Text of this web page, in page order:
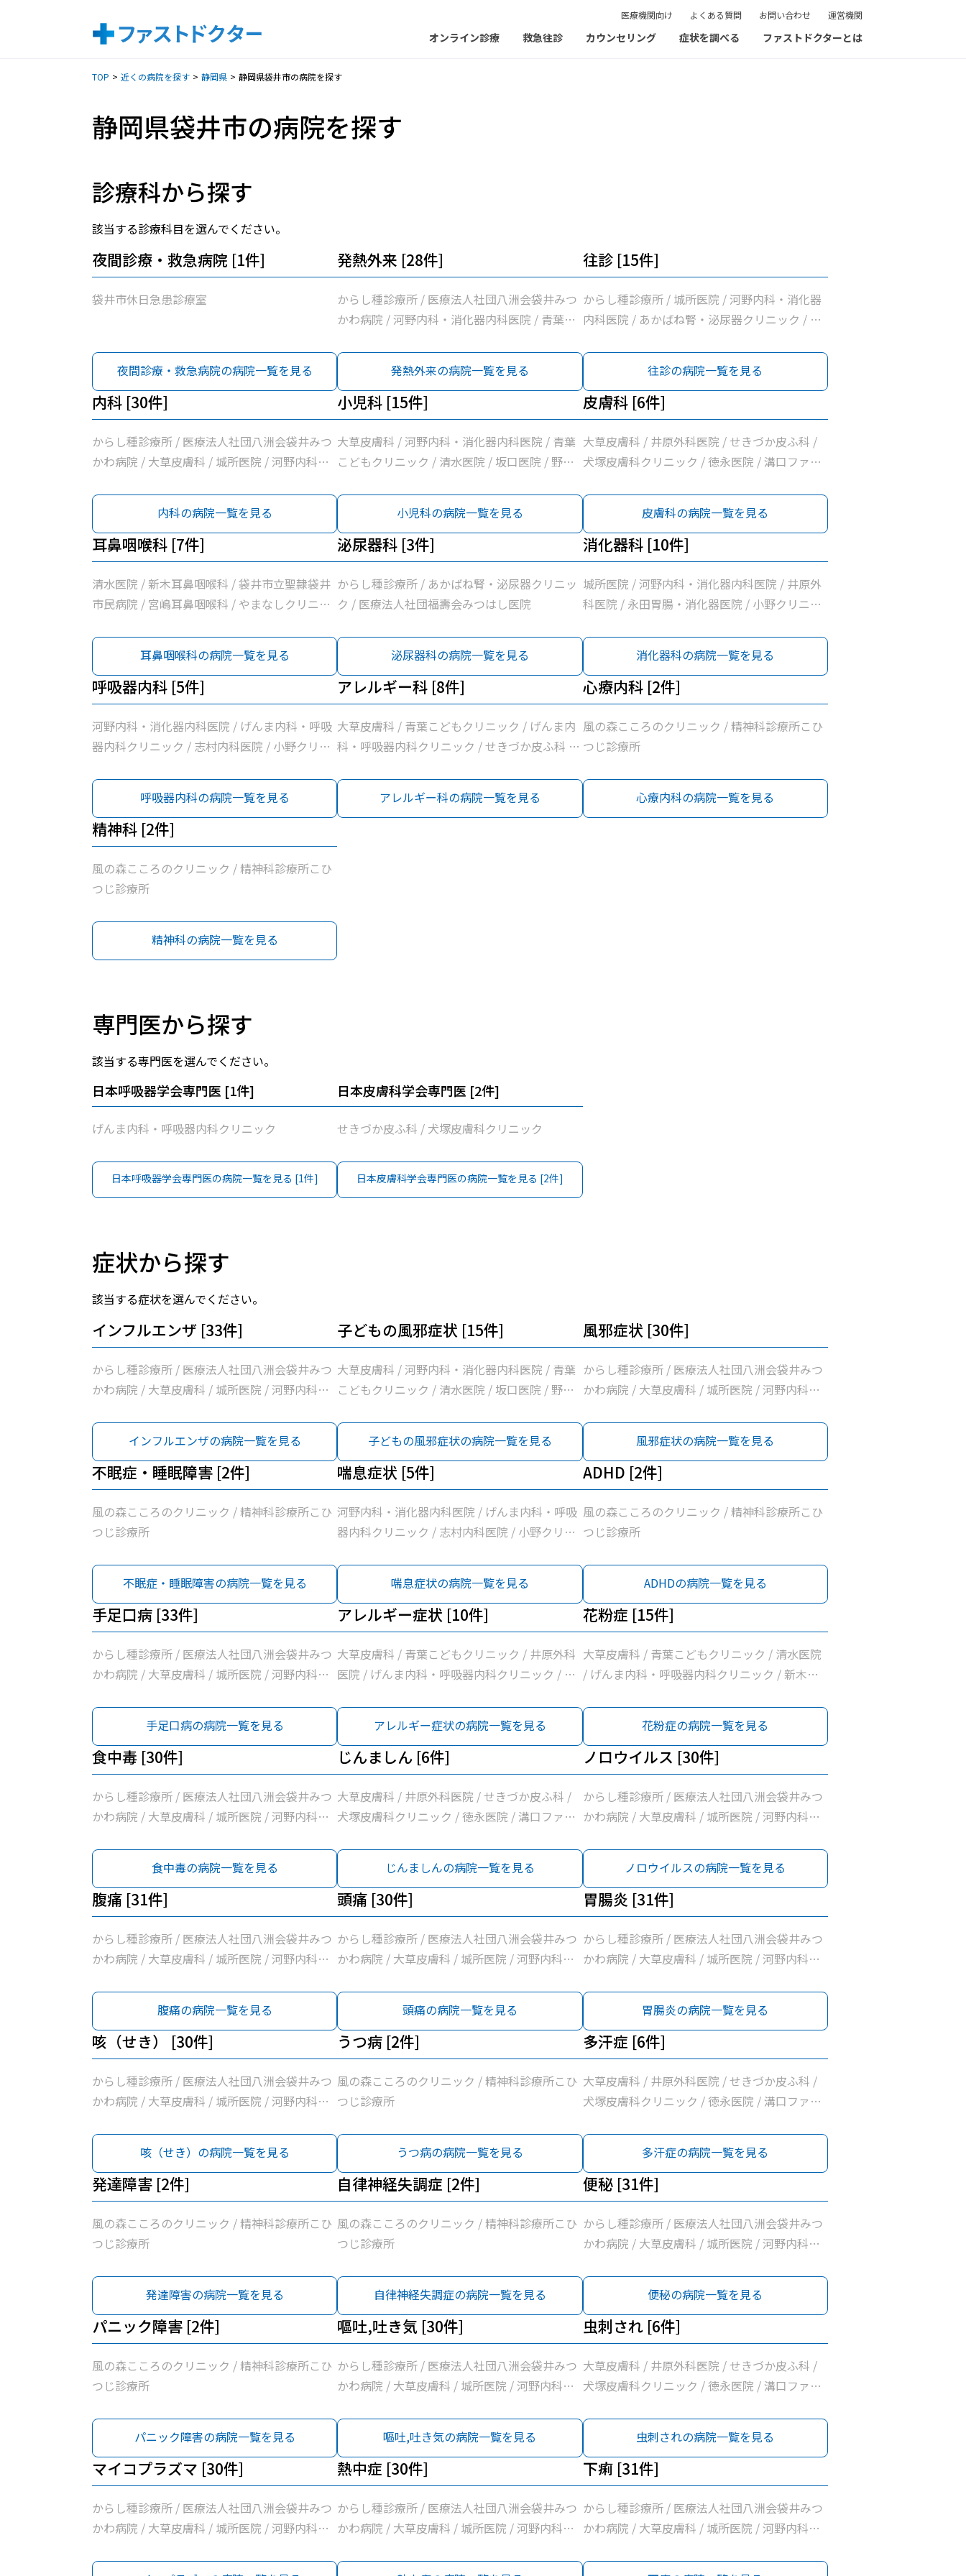
医療機関向け よくある質問 お問い合わせ 運営機関
オンライン診療 救急往診 カウンセリング 症状を調べる ファストドクターとは
TOP 近くの病院を探す 静岡県 静岡県袋井市の病院を探す
静岡県袋井市の病院を探す
診療科から探す
該当する診療科目を選んでください。
夜間診療・救急病院 [1件]
袋井市休日急患診療室
夜間診療・救急病院の病院一覧を見る
発熱外来 [28件]
からし種診療所 / 医療法人社団八洲会袋井みつ
かわ病院 / 河野内科・消化器内科医院 / 青葉こ
ク / 白木内科循環器クリニック / たなか循環器
内科クリニック / 井原外科医院 / 上杉内科クリ
ニック / げんま内科・呼吸器内科クリニック /
野草こども診療所 / 志村内科医院 / 袋井市休日
急患診療室 / 袋井市立聖隷袋井市民病院 / 三木
小児科医院 / 永田胃腸・消化器医院 / 宮嶋耳鼻
本耳鼻咽喉科 / 月見の里・消化器内視鏡クリニ
ック / くればやし内科循環器内科医院 / 浅羽医
院 / 徳永医院 / 岩本外科医院 / 溝口ファミリー
クリニック / 神谷医院
発熱外来の病院一覧を見る
往診 [15件]
からし種診療所 / 城所医院 / 河野内科・消化器
内科医院 / あかばね腎・泌尿器クリニック / 井
科・呼吸器内科クリニック / 小野クリニック /
山名診療所 / 堀尾医院 / 月見の里・消化器内視
鏡クリニック / いちかわ医院 / 浅羽医院 / 徳永
医院 / 神谷医院
往診の病院一覧を見る
内科 [30件]
からし種診療所 / 医療法人社団八洲会袋井みつ
かわ病院 / 大草皮膚科 / 城所医院 / 河野内科・
たなか循環器内科クリニック / 井原外科医院 /
清水医院 / 上杉内科クリニック / げんま内科・
呼吸器内科クリニック / 坂口医院 / 野草こども
診療所 / 小早川整形リウマチクリニック / 志村
内科医院 / 袋井市休日急患診療室 / 袋井市立聖
隷袋井市民病院 / 諸井医院 / 小野クリニック /
堀尾医院 / いしづか小児科・内科クリニック /
月見の里・消化器内視鏡クリニック / くればや
し内科循環器内科医院 / いちかわ医院 / 浅羽医
院 / 徳永医院 / 溝口ファミリークリニック / 神
谷医院
内科の病院一覧を見る
小児科 [15件]
大草皮膚科 / 河野内科・消化器内科医院 / 青葉
こどもクリニック / 清水医院 / 坂口医院 / 野草
診療室 / 三木小児科医院 / 諸井医院 / いしづか
小児科・内科クリニック / 森本耳鼻咽喉科 / い
ちかわ医院 / 徳永医院 / 溝口ファミリークリニ
ック
小児科の病院一覧を見る
皮膚科 [6件]
大草皮膚科 / 井原外科医院 / せきづか皮ふ科 /
犬塚皮膚科クリニック / 徳永医院 / 溝口ファミ
皮膚科の病院一覧を見る
耳鼻咽喉科 [7件]
清水医院 / 新木耳鼻咽喉科 / 袋井市立聖隷袋井
市民病院 / 宮嶋耳鼻咽喉科 / やまなしクリニッ
耳鼻咽喉科の病院一覧を見る
泌尿器科 [3件]
からし種診療所 / あかばね腎・泌尿器クリニッ
ク / 医療法人社団福壽会みつはし医院
泌尿器科の病院一覧を見る
消化器科 [10件]
城所医院 / 河野内科・消化器内科医院 / 井原外
科医院 / 永田胃腸・消化器医院 / 小野クリニッ
ニック / いちかわ医院 / 浅羽医院 / 徳永医院
消化器科の病院一覧を見る
呼吸器内科 [5件]
河野内科・消化器内科医院 / げんま内科・呼吸
器内科クリニック / 志村内科医院 / 小野クリニ
呼吸器内科の病院一覧を見る
アレルギー科 [8件]
大草皮膚科 / 青葉こどもクリニック / げんま内
科・呼吸器内科クリニック / せきづか皮ふ科 /
口ファミリークリニック / 神谷医院
アレルギー科の病院一覧を見る
心療内科 [2件]
風の森こころのクリニック / 精神科診療所こひ
つじ診療所
心療内科の病院一覧を見る
精神科 [2件]
風の森こころのクリニック / 精神科診療所こひ
つじ診療所
精神科の病院一覧を見る
専門医から探す
該当する専門医を選んでください。
日本呼吸器学会専門医 [1件]
げんま内科・呼吸器内科クリニック
日本呼吸器学会専門医の病院一覧を見る [1件]
日本皮膚科学会専門医 [2件]
せきづか皮ふ科 / 犬塚皮膚科クリニック
日本皮膚科学会専門医の病院一覧を見る [2件]
症状から探す
該当する症状を選んでください。
インフルエンザ [33件]
からし種診療所 / 医療法人社団八洲会袋井みつ
かわ病院 / 大草皮膚科 / 城所医院 / 河野内科・
内科循環器クリニック / たなか循環器内科クリ
ニック / 井原外科医院 / 清水医院 / 上杉内科ク
リニック / げんま内科・呼吸器内科クリニック
/ 坂口医院 / 野草こども診療所 / 小早川整形リ
ウマチクリニック / 志村内科医院 / 袋井市休日
急患診療室 / 袋井市立聖隷袋井市民病院 / 三木
診療所 / 医療法人有心会ひろクリニック / 堀尾
医院 / いしづか小児科・内科クリニック / 森本
耳鼻咽喉科 / 月見の里・消化器内視鏡クリニッ
ク / くればやし内科循環器内科医院 / いちかわ
医院 / 浅羽医院 / 徳永医院 / 溝口ファミリーク
リニック / 神谷医院
インフルエンザの病院一覧を見る
子どもの風邪症状 [15件]
大草皮膚科 / 河野内科・消化器内科医院 / 青葉
こどもクリニック / 清水医院 / 坂口医院 / 野草
診療室 / 三木小児科医院 / 諸井医院 / いしづか
小児科・内科クリニック / 森本耳鼻咽喉科 / い
ちかわ医院 / 徳永医院 / 溝口ファミリークリニ
ック
子どもの風邪症状の病院一覧を見る
風邪症状 [30件]
からし種診療所 / 医療法人社団八洲会袋井みつ
かわ病院 / 大草皮膚科 / 城所医院 / 河野内科・
たなか循環器内科クリニック / 井原外科医院 /
清水医院 / 上杉内科クリニック / げんま内科・
呼吸器内科クリニック / 坂口医院 / 野草こども
診療所 / 小早川整形リウマチクリニック / 志村
内科医院 / 袋井市休日急患診療室 / 袋井市立聖
隷袋井市民病院 / 諸井医院 / 小野クリニック /
堀尾医院 / いしづか小児科・内科クリニック /
月見の里・消化器内視鏡クリニック / くればや
し内科循環器内科医院 / いちかわ医院 / 浅羽医
院 / 徳永医院 / 溝口ファミリークリニック / 神
谷医院
風邪症状の病院一覧を見る
不眠症・睡眠障害 [2件]
風の森こころのクリニック / 精神科診療所こひ
つじ診療所
不眠症・睡眠障害の病院一覧を見る
喘息症状 [5件]
河野内科・消化器内科医院 / げんま内科・呼吸
器内科クリニック / 志村内科医院 / 小野クリニ
喘息症状の病院一覧を見る
ADHD [2件]
風の森こころのクリニック / 精神科診療所こひ
つじ診療所
ADHDの病院一覧を見る
手足口病 [33件]
からし種診療所 / 医療法人社団八洲会袋井みつ
かわ病院 / 大草皮膚科 / 城所医院 / 河野内科・
内科循環器クリニック / たなか循環器内科クリ
ニック / 井原外科医院 / 清水医院 / 上杉内科ク
リニック / げんま内科・呼吸器内科クリニック
/ 坂口医院 / 野草こども診療所 / 小早川整形リ
ウマチクリニック / 志村内科医院 / 袋井市休日
急患診療室 / 袋井市立聖隷袋井市民病院 / 三木
診療所 / 医療法人有心会ひろクリニック / 堀尾
医院 / いしづか小児科・内科クリニック / 森本
耳鼻咽喉科 / 月見の里・消化器内視鏡クリニッ
ク / くればやし内科循環器内科医院 / いちかわ
医院 / 浅羽医院 / 徳永医院 / 溝口ファミリーク
リニック / 神谷医院
手足口病の病院一覧を見る
アレルギー症状 [10件]
大草皮膚科 / 青葉こどもクリニック / 井原外科
医院 / げんま内科・呼吸器内科クリニック / せ
クリニック / 徳永医院 / 溝口ファミリークリニ
ック / 神谷医院
アレルギー症状の病院一覧を見る
花粉症 [15件]
大草皮膚科 / 青葉こどもクリニック / 清水医院
/ げんま内科・呼吸器内科クリニック / 新木耳
/ 袋井市立聖隷袋井市民病院 / 宮嶋耳鼻咽喉科 /
やまなしクリニック / 森本耳鼻咽喉科 / 犬塚皮
膚科クリニック / ひだまり耳鼻咽喉科 / 溝口フ
ァミリークリニック / 神谷医院
花粉症の病院一覧を見る
食中毒 [30件]
からし種診療所 / 医療法人社団八洲会袋井みつ
かわ病院 / 大草皮膚科 / 城所医院 / 河野内科・
たなか循環器内科クリニック / 井原外科医院 /
清水医院 / 上杉内科クリニック / げんま内科・
呼吸器内科クリニック / 坂口医院 / 野草こども
診療所 / 小早川整形リウマチクリニック / 志村
内科医院 / 袋井市休日急患診療室 / 袋井市立聖
隷袋井市民病院 / 諸井医院 / 小野クリニック /
堀尾医院 / いしづか小児科・内科クリニック /
月見の里・消化器内視鏡クリニック / くればや
し内科循環器内科医院 / いちかわ医院 / 浅羽医
院 / 徳永医院 / 溝口ファミリークリニック / 神
谷医院
食中毒の病院一覧を見る
じんましん [6件]
大草皮膚科 / 井原外科医院 / せきづか皮ふ科 /
犬塚皮膚科クリニック / 徳永医院 / 溝口ファミ
じんましんの病院一覧を見る
ノロウイルス [30件]
からし種診療所 / 医療法人社団八洲会袋井みつ
かわ病院 / 大草皮膚科 / 城所医院 / 河野内科・
たなか循環器内科クリニック / 井原外科医院 /
清水医院 / 上杉内科クリニック / げんま内科・
呼吸器内科クリニック / 坂口医院 / 野草こども
診療所 / 小早川整形リウマチクリニック / 志村
内科医院 / 袋井市休日急患診療室 / 袋井市立聖
隷袋井市民病院 / 諸井医院 / 小野クリニック /
堀尾医院 / いしづか小児科・内科クリニック /
月見の里・消化器内視鏡クリニック / くればや
し内科循環器内科医院 / いちかわ医院 / 浅羽医
院 / 徳永医院 / 溝口ファミリークリニック / 神
谷医院
ノロウイルスの病院一覧を見る
腹痛 [31件]
からし種診療所 / 医療法人社団八洲会袋井みつ
かわ病院 / 大草皮膚科 / 城所医院 / 河野内科・
たなか循環器内科クリニック / 井原外科医院 /
清水医院 / 上杉内科クリニック / げんま内科・
呼吸器内科クリニック / 坂口医院 / 野草こども
診療所 / 小早川整形リウマチクリニック / 志村
内科医院 / 袋井市休日急患診療室 / 袋井市立聖
隷袋井市民病院 / 永田胃腸・消化器医院 / 諸井
有心会ひろクリニック / 堀尾医院 / いしづか小
児科・内科クリニック / 月見の里・消化器内視
鏡クリニック / くればやし内科循環器内科医院
/ いちかわ医院 / 浅羽医院 / 徳永医院 / 溝口ファ
ミリークリニック / 神谷医院
腹痛の病院一覧を見る
頭痛 [30件]
からし種診療所 / 医療法人社団八洲会袋井みつ
かわ病院 / 大草皮膚科 / 城所医院 / 河野内科・
たなか循環器内科クリニック / 井原外科医院 /
清水医院 / 上杉内科クリニック / げんま内科・
呼吸器内科クリニック / 坂口医院 / 野草こども
診療所 / 小早川整形リウマチクリニック / 志村
内科医院 / 袋井市休日急患診療室 / 袋井市立聖
隷袋井市民病院 / 諸井医院 / 小野クリニック /
堀尾医院 / いしづか小児科・内科クリニック /
月見の里・消化器内視鏡クリニック / くればや
し内科循環器内科医院 / いちかわ医院 / 浅羽医
院 / 徳永医院 / 溝口ファミリークリニック / 神
谷医院
頭痛の病院一覧を見る
胃腸炎 [31件]
からし種診療所 / 医療法人社団八洲会袋井みつ
かわ病院 / 大草皮膚科 / 城所医院 / 河野内科・
たなか循環器内科クリニック / 井原外科医院 /
清水医院 / 上杉内科クリニック / げんま内科・
呼吸器内科クリニック / 坂口医院 / 野草こども
診療所 / 小早川整形リウマチクリニック / 志村
内科医院 / 袋井市休日急患診療室 / 袋井市立聖
隷袋井市民病院 / 永田胃腸・消化器医院 / 諸井
有心会ひろクリニック / 堀尾医院 / いしづか小
児科・内科クリニック / 月見の里・消化器内視
鏡クリニック / くればやし内科循環器内科医院
/ いちかわ医院 / 浅羽医院 / 徳永医院 / 溝口ファ
ミリークリニック / 神谷医院
胃腸炎の病院一覧を見る
咳（せき） [30件]
からし種診療所 / 医療法人社団八洲会袋井みつ
かわ病院 / 大草皮膚科 / 城所医院 / 河野内科・
たなか循環器内科クリニック / 井原外科医院 /
清水医院 / 上杉内科クリニック / げんま内科・
呼吸器内科クリニック / 坂口医院 / 野草こども
診療所 / 小早川整形リウマチクリニック / 志村
内科医院 / 袋井市休日急患診療室 / 袋井市立聖
隷袋井市民病院 / 諸井医院 / 小野クリニック /
堀尾医院 / いしづか小児科・内科クリニック /
月見の里・消化器内視鏡クリニック / くればや
し内科循環器内科医院 / いちかわ医院 / 浅羽医
院 / 徳永医院 / 溝口ファミリークリニック / 神
谷医院
咳（せき）の病院一覧を見る
うつ病 [2件]
風の森こころのクリニック / 精神科診療所こひ
つじ診療所
うつ病の病院一覧を見る
多汗症 [6件]
大草皮膚科 / 井原外科医院 / せきづか皮ふ科 /
犬塚皮膚科クリニック / 徳永医院 / 溝口ファミ
多汗症の病院一覧を見る
発達障害 [2件]
風の森こころのクリニック / 精神科診療所こひ
つじ診療所
発達障害の病院一覧を見る
自律神経失調症 [2件]
風の森こころのクリニック / 精神科診療所こひ
つじ診療所
自律神経失調症の病院一覧を見る
便秘 [31件]
からし種診療所 / 医療法人社団八洲会袋井みつ
かわ病院 / 大草皮膚科 / 城所医院 / 河野内科・
たなか循環器内科クリニック / 井原外科医院 /
清水医院 / 上杉内科クリニック / げんま内科・
呼吸器内科クリニック / 坂口医院 / 野草こども
診療所 / 小早川整形リウマチクリニック / 志村
内科医院 / 袋井市休日急患診療室 / 袋井市立聖
隷袋井市民病院 / 永田胃腸・消化器医院 / 諸井
有心会ひろクリニック / 堀尾医院 / いしづか小
児科・内科クリニック / 月見の里・消化器内視
鏡クリニック / くればやし内科循環器内科医院
/ いちかわ医院 / 浅羽医院 / 徳永医院 / 溝口ファ
ミリークリニック / 神谷医院
便秘の病院一覧を見る
パニック障害 [2件]
風の森こころのクリニック / 精神科診療所こひ
つじ診療所
パニック障害の病院一覧を見る
嘔吐,吐き気 [30件]
からし種診療所 / 医療法人社団八洲会袋井みつ
かわ病院 / 大草皮膚科 / 城所医院 / 河野内科・
たなか循環器内科クリニック / 井原外科医院 /
清水医院 / 上杉内科クリニック / げんま内科・
呼吸器内科クリニック / 坂口医院 / 野草こども
診療所 / 小早川整形リウマチクリニック / 志村
内科医院 / 袋井市休日急患診療室 / 袋井市立聖
隷袋井市民病院 / 諸井医院 / 小野クリニック /
堀尾医院 / いしづか小児科・内科クリニック /
嘔吐,吐き気の病院一覧を見る
虫刺され [6件]
大草皮膚科 / 井原外科医院 / せきづか皮ふ科 /
犬塚皮膚科クリニック / 徳永医院 / 溝口ファミ
虫刺されの病院一覧を見る
マイコプラズマ [30件]
からし種診療所 / 医療法人社団八洲会袋井みつ
かわ病院 / 大草皮膚科 / 城所医院 / 河野内科・
たなか循環器内科クリニック / 井原外科医院 /
熱中症 [30件]
からし種診療所 / 医療法人社団八洲会袋井みつ
かわ病院 / 大草皮膚科 / 城所医院 / 河野内科・
たなか循環器内科クリニック / 井原外科医院 /
下痢 [31件]
からし種診療所 / 医療法人社団八洲会袋井みつ
かわ病院 / 大草皮膚科 / 城所医院 / 河野内科・
たなか循環器内科クリニック / 井原外科医院 /